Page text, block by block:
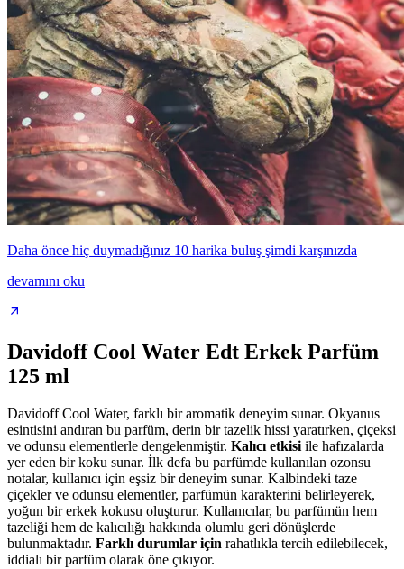
Daha önce hiç duymadığınız 10 harika buluş şimdi karşınızda
devamını oku
Davidoff Cool Water Edt Erkek Parfüm
125 ml
Davidoff Cool Water, farklı bir aromatik deneyim sunar. Okyanus
esintisini andıran bu parfüm, derin bir tazelik hissi yaratırken, çiçeksi
ve odunsu elementlerle dengelenmiştir. Kalıcı etkisiile hafızalarda
yer eden bir koku sunar. İlk defa bu parfümde kullanılan ozonsu
notalar, kullanıcı için eşsiz bir deneyim sunar. Kalbindeki taze
çiçekler ve odunsu elementler, parfümün karakterini belirleyerek,
yoğun bir erkek kokusu oluşturur. Kullanıcılar, bu parfümün hem
tazeliği hem de kalıcılığı hakkında olumlu geri dönüşlerde
bulunmaktadır. Farklı durumlar için rahatlıkla tercih edilebilecek,
iddialı bir parfüm olarak öne çıkıyor.